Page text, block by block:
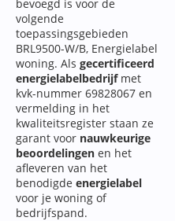
bevoegd is voor de
volgende
toepassingsgebieden
BRL9500-W/B, Energielabel
woning. Als gecertificeerd
energielabelbedrijfmet
kvk-nummer 69828067 en
vermelding in het
kwaliteitsregister staan ze
garant voor nauwkeurige
beoordelingen en het
afleveren van het
benodigde energielabel
voor je woning of
bedrijfspand.